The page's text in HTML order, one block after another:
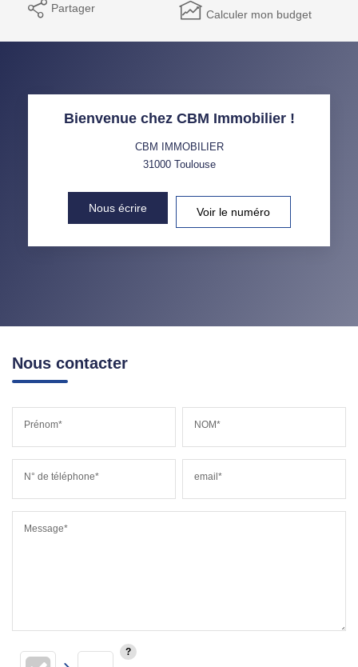
Partager Calculer mon budget
Bienvenue chez CBM Immobilier !
CBM IMMOBILIER
31000 Toulouse
Nous écrire Voir le numéro
Nous contacter
Prénom* NOM*
N° de téléphone* email*
Message*